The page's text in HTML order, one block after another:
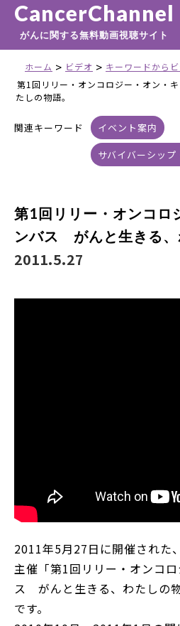
CancerChannel
がんに関する無料動画視聴サイト
ホーム > ビデオ > キーワードから
第1回リリー・オンコロジー・オン・
たしの物語。
関連キーワード
イベント案内
サバイバーシップ
第1回リリー・オンコロ
ンバス がんと生きる、
2011.5.27
2011年5月27日に開催された
主催「第1回リリー・オンコ
ス がんと生きる、わたしの
です。